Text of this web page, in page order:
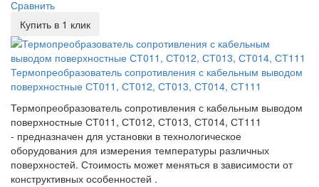
Сравнить
Купить в 1 клик
Термопреобразователь сопротивления с кабельным выводом
поверхностные СТ011, СТ012, СТ013, СТ014, СТ111
Термопреобразователь сопротивления с кабельным выводом
поверхностные СТ011, СТ012, СТ013, СТ014, СТ111
- предназначен для установки в технологическое
оборудования для измерения температуры различных
поверхностей. Стоимость может меняться в зависимости от
конструктивных особенностей .